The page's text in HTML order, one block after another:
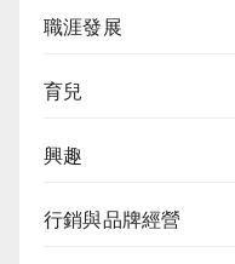
職涯發展
育兒
興趣
行銷與品牌經營